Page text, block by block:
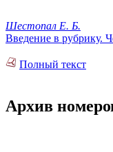
Шестопал Е. Б.
Введение в рубрику.
Полный текст
Архив